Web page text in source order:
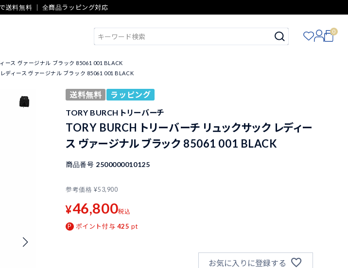
送料無料 ｜ 全商品ラッピング対応
0
ース ヴァージナル ブラック 85061 001 BLACK
ディース ヴァージナル ブラック 85061 001 BLACK
送料無料
ラッピング
TORY BURCH トリーバーチ
TORY BURCH トリーバーチ リュックサック レディー
ス ヴァージナル ブラック 85061 001 BLACK
商品番号 2500000010125
参考価格 ¥53,900
¥46,800税込
ポイント付与 425 pt
お気に入りに登録する